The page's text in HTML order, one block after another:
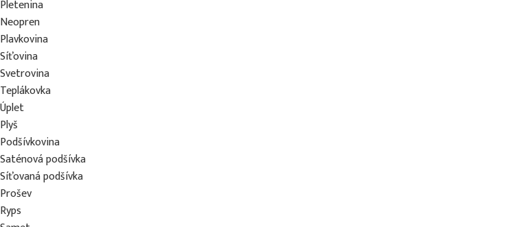
Pletenina
Neopren
Plavkovina
Síťovina
Svetrovina
Teplákovka
Úplet
Plyš
Podšívkovina
Saténová podšívka
Síťovaná podšívka
Prošev
Ryps